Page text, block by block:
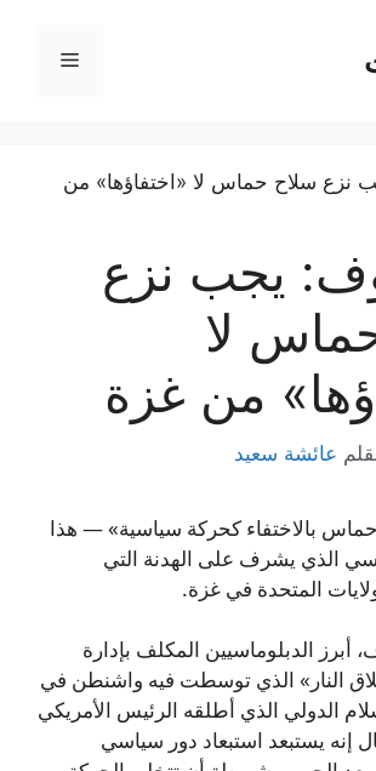
القائمة
يجب نزع
لا
من غزة
عائشة سعيد
بالاختفاء كحركة سياسية» — هذا
الذي يشرف على الهدنة التي
المتحدة في غزة.
أبرز الدبلوماسيين المكلف بإدارة
النار» الذي توسطت فيه واشنطن في
الدولي الذي أطلقه الرئيس الأمريكي
إنه يستبعد استبعاد دور سياسي